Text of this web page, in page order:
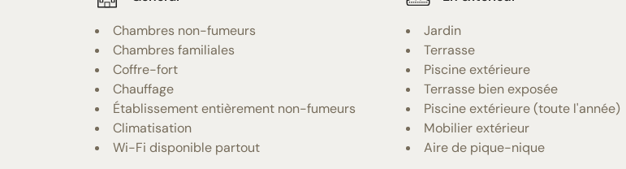
Chambres non-fumeurs
Chambres familiales
Coffre-fort
Chauffage
Établissement entièrement non-fumeurs
Climatisation
Wi-Fi disponible partout
Jardin
Terrasse
Piscine extérieure
Terrasse bien exposée
Piscine extérieure (toute l'année)
Mobilier extérieur
Aire de pique-nique